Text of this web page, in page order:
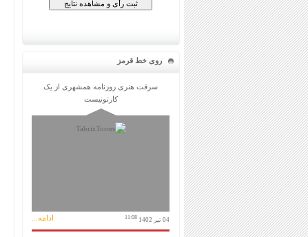
روی خط قرمز
سرقت هنری روزنامه همشهری از یک
کارتونیست
04 تیر 1402 11:08 ادامه...